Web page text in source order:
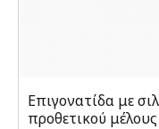
Eπιγονατίδα με
προθετικού